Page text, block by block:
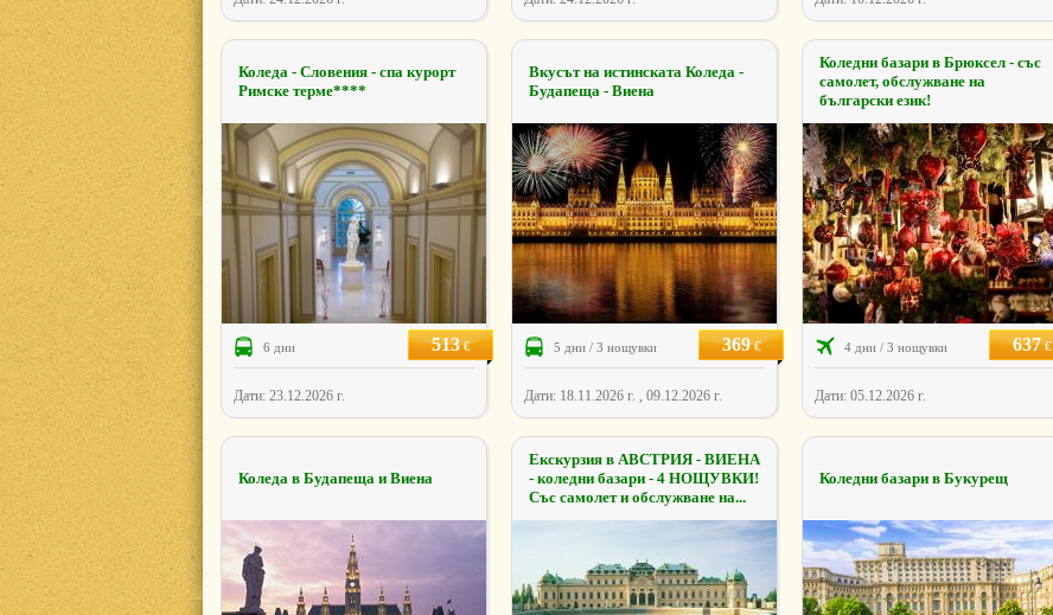
Коледа - Словения - спа курорт
Римске терме****
6 дни 513€
Дати: 23.12.2026 г.
Вкусът на истинската Коледа -
Будапеща - Виена
5 дни / 3 нощувки 369€
Дати: 18.11.2026 г. , 09.12.2026 г.
Коледни базари в Брюксел - със
самолет, обслужване на
български език!
4 дни / 3 нощувки 637€
Дати: 05.12.2026 г.
Коледа в Будапеща и Виена
Екскурзия в АВСТРИЯ - ВИЕНА
- коледни базари - 4 НОЩУВКИ!
Със самолет и обслужване на...
Коледни базари в Букурещ